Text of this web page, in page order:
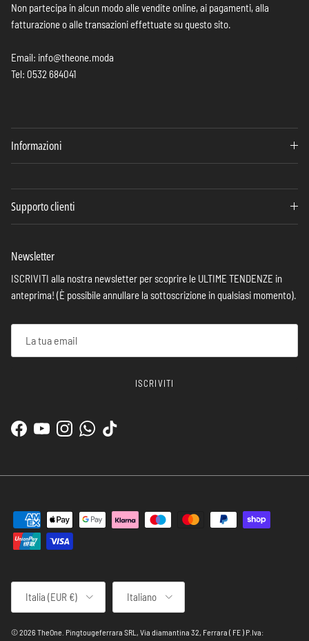
Non partecipa in alcun modo alle vendite online, ai pagamenti, alla
fatturazione o alle transazioni effettuate su questo sito.
Email: info@theone.moda
Tel: 0532 684041
Informazioni
Supporto clienti
Newsletter
ISCRIVITI alla nostra newsletter per scoprire le ULTIME TENDENZE in
anteprima! (È possibile annullare la sottoscrizione in qualsiasi momento).
ISCRIVITI
FacebookYouTubeInstagramWhatsAppTikTok
Italia (EUR €) Italiano
© 2026 TheOne Pingtougeferrara SRL, Via diamantina 32, Ferrara ( FE ) P.Iva: